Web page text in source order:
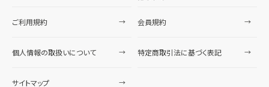
ご利用規約 会員規約
個人情報の取扱いについて 特定商取引法に基づく表記
サイトマップ